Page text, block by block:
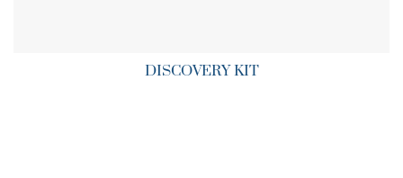
DISCOVERY KIT